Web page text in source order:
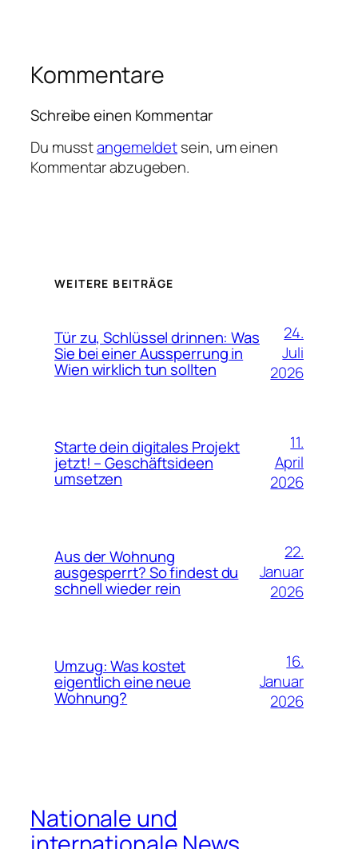
Kommentare
Schreibe einen Kommentar
Du musstangemeldetsein, um einen
Kommentar abzugeben.
WEITERE BEITRÄGE
Tür zu, Schlüssel drinnen: Was
Sie bei einer Aussperrung in
Wien wirklich tun sollten
24.
Juli
2026
Starte dein digitales Projekt
jetzt! – Geschäftsideen
umsetzen
11.
April
2026
Aus der Wohnung
ausgesperrt? So findest du
schnell wieder rein
22.
Januar
2026
Umzug: Was kostet
eigentlich eine neue
Wohnung?
16.
Januar
2026
Nationale und